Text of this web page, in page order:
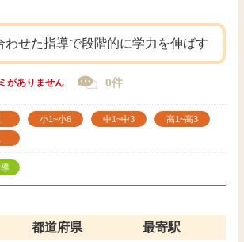
わせた指導で段階的に学力を伸ばす
がありません 0件
小1~小6 中1~中3
高1~高3
都道府県 最寄駅